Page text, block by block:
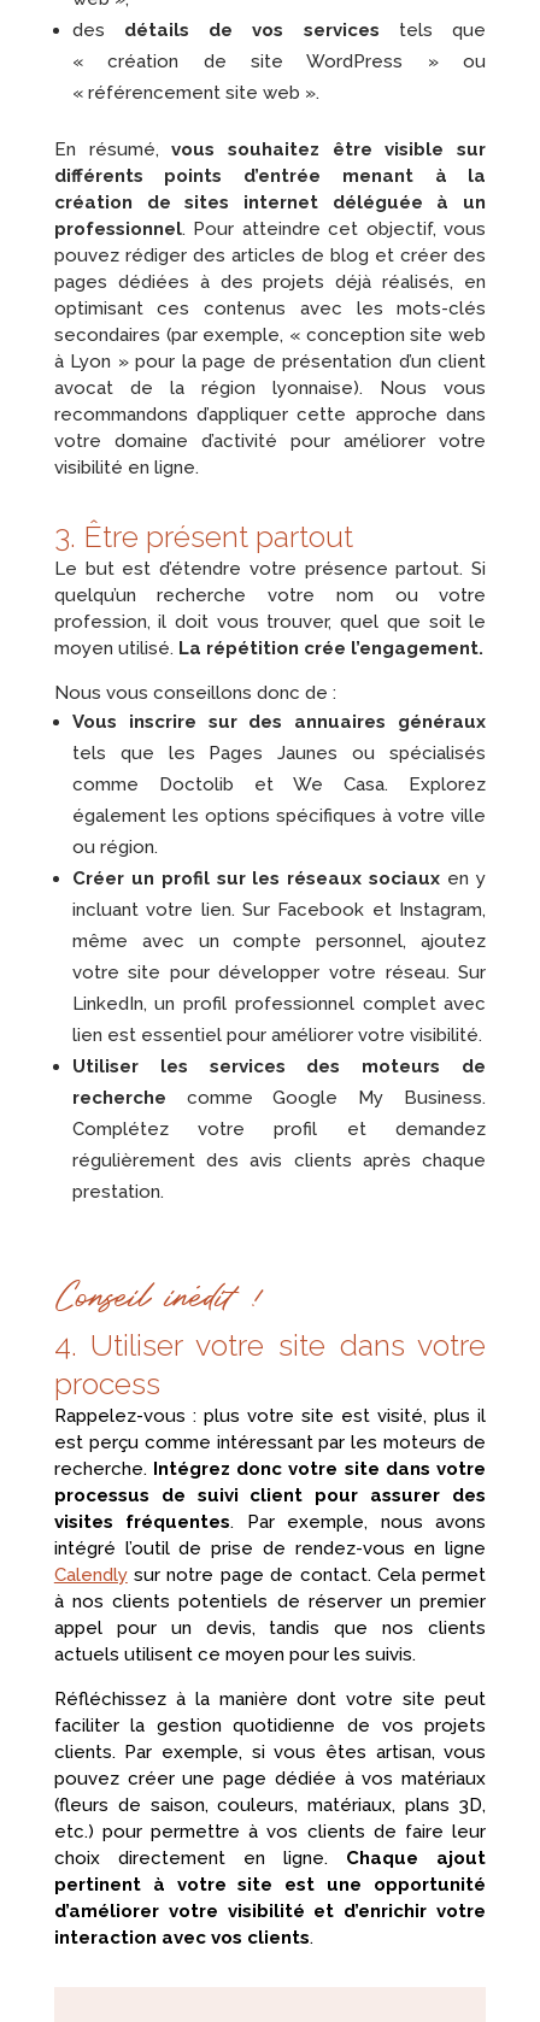
des détails de vos services tels que
« création de site WordPress » ou
« référencement site web ».
En résumé,vous souhaitez être visible sur
différents points d’entrée menant à la
création de sites internet déléguée à un
professionnel. Pour atteindre cet objectif, vous
pouvez rédiger des articles de blog et créer des
pages dédiées à des projets déjà réalisés, en
optimisant ces contenus avec les mots-clés
secondaires (par exemple, « conception site web
à Lyon » pour la page de présentation d’un client
avocat de la région lyonnaise). Nous vous
recommandons d’appliquer cette approche dans
votre domaine d’activité pour améliorer votre
visibilité en ligne.
3. Être présent partout
Le but est d’étendre votre présence partout. Si
quelqu’un recherche votre nom ou votre
profession, il doit vous trouver, quel que soit le
moyen utilisé. La répétition crée l’engagement.
Nous vous conseillons donc de :
Vous inscrire sur des annuaires généraux
tels que les Pages Jaunes ou spécialisés
comme Doctolib et We Casa. Explorez
également les options spécifiques à votre ville
ou région.
Créer un profil sur les réseaux sociaux en y
incluant votre lien. Sur Facebook et Instagram,
même avec un compte personnel, ajoutez
votre site pour développer votre réseau. Sur
LinkedIn, un profil professionnel complet avec
lien est essentiel pour améliorer votre visibilité.
Utiliser les services des moteurs de
recherche comme Google My Business.
Complétez votre profil et demandez
régulièrement des avis clients après chaque
prestation.
Conseil inédit !
4. Utiliser votre site dans votre
process
Rappelez-vous : plus votre site est visité, plus il
est perçu comme intéressant par les moteurs de
recherche. Intégrez donc votre site dans votre
processus de suivi client pour assurer des
visites fréquentes. Par exemple, nous avons
intégré l’outil de prise de rendez-vous en ligne
Calendlysur notre page de contact. Cela permet
à nos clients potentiels de réserver un premier
appel pour un devis, tandis que nos clients
actuels utilisent ce moyen pour les suivis.
Réfléchissez à la manière dont votre site peut
faciliter la gestion quotidienne de vos projets
clients. Par exemple, si vous êtes artisan, vous
pouvez créer une page dédiée à vos matériaux
(fleurs de saison, couleurs, matériaux, plans 3D,
etc.) pour permettre à vos clients de faire leur
choix directement en ligne. Chaque ajout
pertinent à votre site est une opportunité
d’améliorer votre visibilité et d’enrichir votre
interaction avec vos clients.